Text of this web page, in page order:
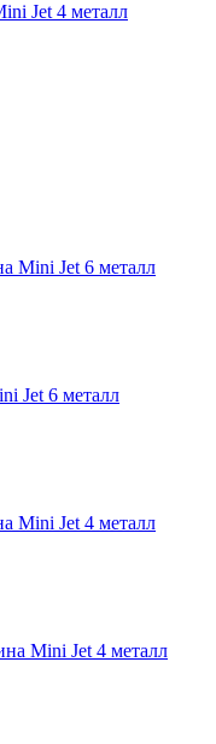
Jet 4 металл
Mini Jet 6 металл
Jet 6 металл
Mini Jet 4 металл
Mini Jet 4 металл